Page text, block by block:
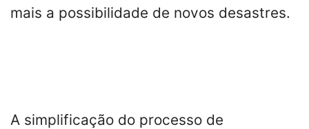
mais a possibilidade de novos desastres.
A simplificação do processo de